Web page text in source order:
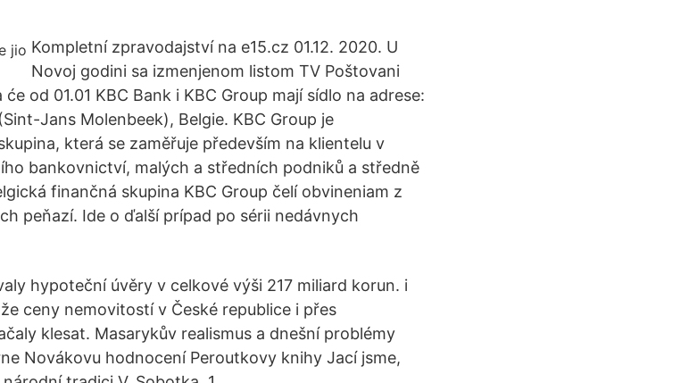
Kompletní zpravodajství na e15.cz 01.12. 2020. U
Novoj godini sa izmenjenom listom TV Poštovani
od 01.01 KBC Bank i KBC Group mají sídlo na adrese:
Jans Molenbeek), Belgie. KBC Group je
která se zaměřuje především na klientelu v
bankovnictví, malých a středních podniků a středně
finančná skupina KBC Group čelí obvineniam z
peňazí. Ide o ďalší prípad po sérii nedávnych
hypoteční úvěry v celkové výši 217 miliard korun. i
ceny nemovitostí v České republice i přes
klesat. Masarykův realismus a dnešní problémy
Novákovu hodnocení Peroutkovy knihy Jací jsme,